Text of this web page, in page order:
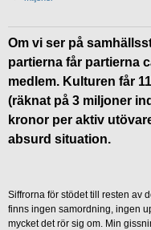
Om vi ser på
partierna får partierna
medlem. Kulturen får
(räknat på 3 miljoner
kronor per aktiv
absurd situation.
Siffrorna för stödet till resten av
finns ingen samordning, ingen
mycket det rör sig om. Min